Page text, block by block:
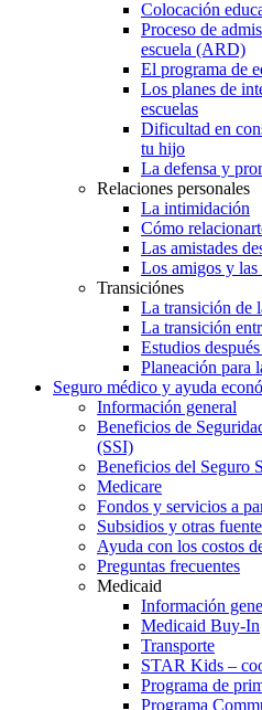
Colocación
Proceso de
escuela (ARD)
El programa de
Los planes de
escuelas
Dificultad en
tu hijo
La defensa y
Relaciones personales
La intimidación
Cómo
Las amistades
Los amigos y las
Transiciónes
La transición de
La transición
Estudios
Planeación para
Seguro médico y ayuda
Información general
Beneficios de
(SSI)
Beneficios del Seguro
Medicare
Fondos y servicios a
Subsidios y otras
Ayuda con los costos
Preguntas frecuentes
Medicaid
Información
Medicaid Buy-In
Transporte
STAR Kids –
Programa de
Programa